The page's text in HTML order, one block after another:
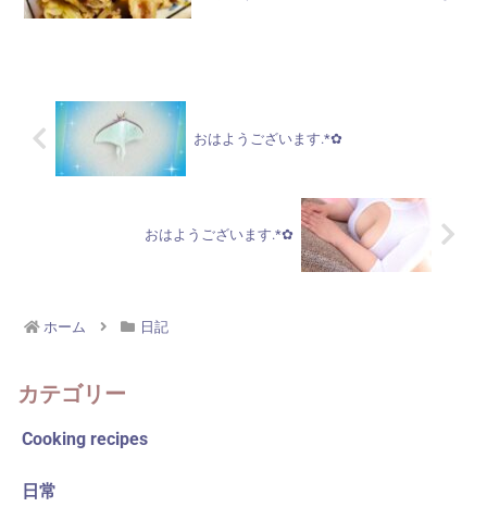
おはようございます.*✿
おはようございます.*✿
ホーム 日記
カテゴリー
Cooking recipes
日常